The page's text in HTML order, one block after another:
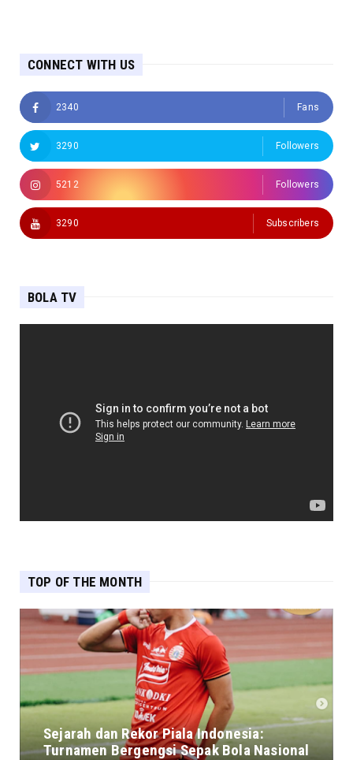
CONNECT WITH US
2340 Fans
3290 Followers
5212 Followers
3290 Subscribers
BOLA TV
TOP OF THE MONTH
Sejarah dan Rekor Piala Indonesia:
Turnamen Bergengsi Sepak Bola Nasional